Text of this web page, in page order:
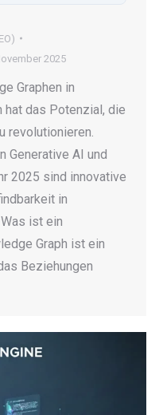
2025
Graphen in
hat das Potenzial, die
revolutionieren.
Generative AI und
2025 sind innovative
in
ist ein
Graph ist ein
Beziehungen